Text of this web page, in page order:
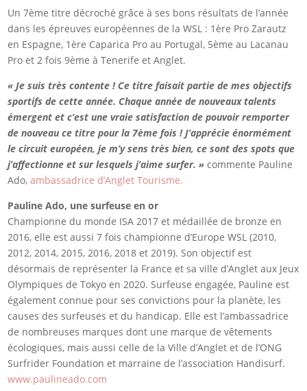
Un 7ème titre décroché grâce à ses bons résultats de l’année
dans les épreuves européennes de la WSL : 1ère Pro Zarautz
en Espagne, 1ère Caparica Pro au Portugal, 5ème au Lacanau
Pro et 2 fois 9ème à Tenerife et Anglet.
« Je suis très contente ! Ce titre faisait partie de mes objectifs
sportifs de cette année. Chaque année de nouveaux talents
émergent et c’est une vraie satisfaction de pouvoir remporter
de nouveau ce titre pour la 7ème fois ! J’apprécie énormément
le circuit européen, je m’y sens très bien, ce sont des spots que
j’affectionne et sur lesquels j’aime surfer. » commente Pauline
Ado,ambassadrice d’Anglet Tourisme.
Pauline Ado, une surfeuse en or
Championne du monde ISA 2017 et médaillée de bronze en
2016, elle est aussi 7 fois championne d’Europe WSL (2010,
2012, 2014, 2015, 2016, 2018 et 2019). Son objectif est
désormais de représenter la France et sa ville d’Anglet aux Jeux
Olympiques de Tokyo en 2020. Surfeuse engagée, Pauline est
également connue pour ses convictions pour la planète, les
causes des surfeuses et du handicap. Elle est l’ambassadrice
de nombreuses marques dont une marque de vêtements
écologiques, mais aussi celle de la Ville d’Anglet et de l’ONG
Surfrider Foundation et marraine de l’association Handisurf.
www.paulineado.com